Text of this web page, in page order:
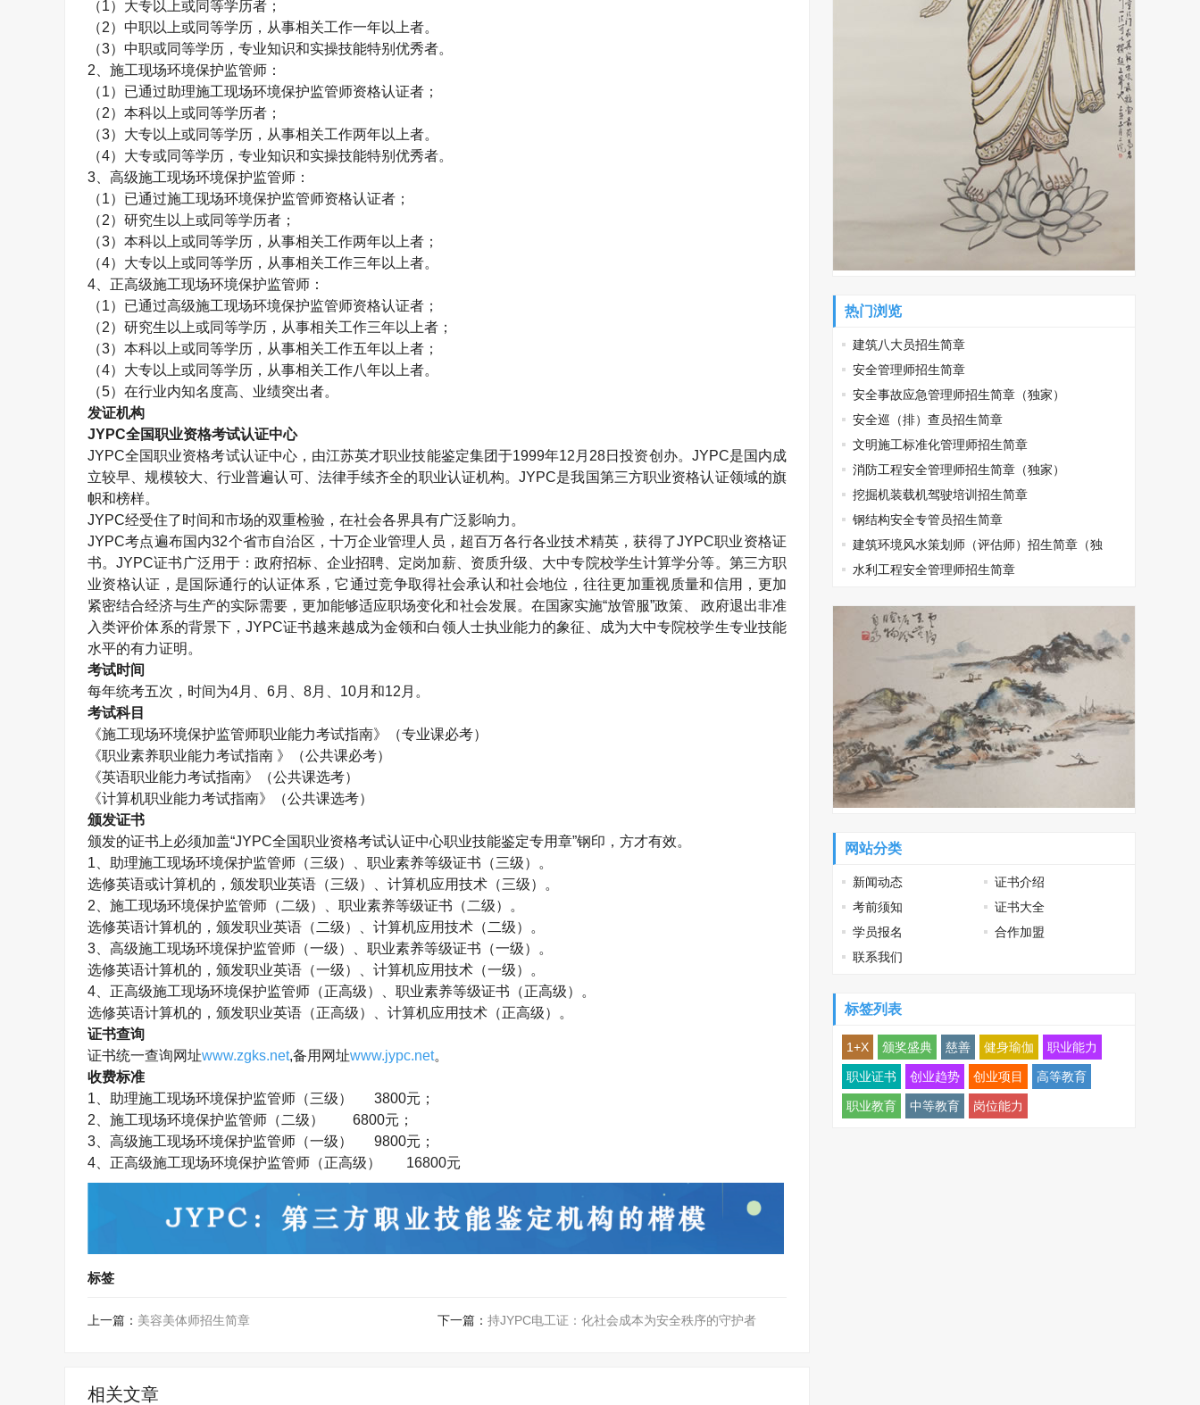
（1）大专以上或同等学历者；
（2）中职以上或同等学历，从事相关工作一年以上者。
（3）中职或同等学历，专业知识和实操技能特别优秀者。
2 、施工现场环境保护监管师：
（1）已通过助理施工现场环境保护监管师资格认证者；
（2）本科以上或同等学历者；
（3）大专以上或同等学历，从事相关工作两年以上者。
（4）大专或同等学历，专业知识和实操技能特别优秀者。
3 、高级施工现场环境保护监管师：
（1）已通过施工现场环境保护监管师资格认证者；
（2）研究生以上或同等学历者；
（3）本科以上或同等学历，从事相关工作两年以上者；
（4）大专以上或同等学历，从事相关工作三年以上者。
4 、正高级施工现场环境保护监管师：
（1）已通过高级施工现场环境保护监管师资格认证者；
（2）研究生以上或同等学历，从事相关工作三年以上者；
（3）本科以上或同等学历，从事相关工作五年以上者；
（4）大专以上或同等学历，从事相关工作八年以上者。
（5）在行业内知名度高、业绩突出者。
发证机构
JYPC全国职业资格考试认证中心
JYPC全国职业资格考试认证中心，由江苏英才职业技能鉴定集团于1999年12 月 28日投资创办。 JYPC是国内成
立较早、规模较大、行业普遍认可、法律手续齐全的职业认证机构。JYPC是我国第三方职业资格认证领域的旗
帜和榜样。
JYPC经受住了时间和市场的双重检验，在社会各界具有广泛影响力。
JYPC考点遍布国内32个省市自治区，十万企业管理人员，超百万各行各业技术精英，获得了JYPC职业资格证
书。JYPC证书广泛用于：政府招标、企业招聘、定岗加薪、资质升级、大中专院校学生计算学分等。第三方职
业资格认证，是国际通行的认证体系，它通过竞争取得社会承认和社会地位，往往更加重视质量和信用，更加
紧密结合经济与生产的实际需要，更加能够适应职场变化和社会发展。在国家实施“放管服”政策、 政府退出非准
入类评价体系的背景下，JYPC证书越来越成为金领和白领人士执业能力的象征、成为大中专院校学生专业技能
水平的有力证明。
考试时间
每年统考五次，时间为4月、 6月、 8月、 10月和12 月。
考试科目
《施工现场环境保护监管师职业能力考试指南》（专业课必考）
《职业素养职业能力考试指南 》（公共课必考）
《英语职业能力考试指南》（公共课选考）
《计算机职业能力考试指南》（公共课选考）
颁发证书
颁发的证书上必须加盖“JYPC全国职业资格考试认证中心职业技能鉴定专用章”钢印，方才有效。
1 、助理施工现场环境保护监管师（三级）、职业素养等级证书（三级）。
选修英语或计算机的，颁发职业英语（三级）、计算机应用技术（三级）。
2 、施工现场环境保护监管师（二级）、职业素养等级证书（二级）。
选修英语计算机的，颁发职业英语（二级）、计算机应用技术（二级）。
3 、高级施工现场环境保护监管师（一级）、职业素养等级证书（一级）。
选修英语计算机的，颁发职业英语（一级）、计算机应用技术（一级）。
4 、正高级施工现场环境保护监管师（正高级）、职业素养等级证书（正高级）。
选修英语计算机的，颁发职业英语（正高级）、计算机应用技术（正高级）。
证书查询
证书统一查询网址www.zgks.net,备用网址www.jypc.net。
收费标准
1 、助理施工现场环境保护监管师（三级） 3800元；
2 、施工现场环境保护监管师（二级） 6800元；
3 、高级施工现场环境保护监管师（一级） 9800元；
4 、正高级施工现场环境保护监管师（正高级） 16800元
标签
上一篇： 美容美体师招生简章 下一篇： 持JYPC电工证：化社会成本为安全秩序的守护者
相关文章
热门浏览
建筑八大员招生简章
安全管理师招生简章
安全事故应急管理师招生简章（独家）
安全巡（排）查员招生简章
文明施工标准化管理师招生简章
消防工程安全管理师招生简章（独家）
挖掘机装载机驾驶培训招生简章
钢结构安全专管员招生简章
建筑环境风水策划师（评估师）招生简章（独
家）水利工程安全管理师招生简章
网站分类
新闻动态
证书介绍
考前须知
证书大全
学员报名
合作加盟
联系我们
标签列表
1+X 颁奖盛典 慈善 健身瑜伽 职业能力
职业证书 创业趋势 创业项目 高等教育
职业教育 中等教育 岗位能力